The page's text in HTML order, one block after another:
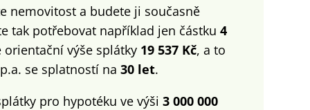
nemovitost a budete ji současně
tak potřebovat například jen částku 4
orientační výše splátky 19 537 Kč, a to
se splatností na 30 let.
pro hypotéku ve výši 3 000 000